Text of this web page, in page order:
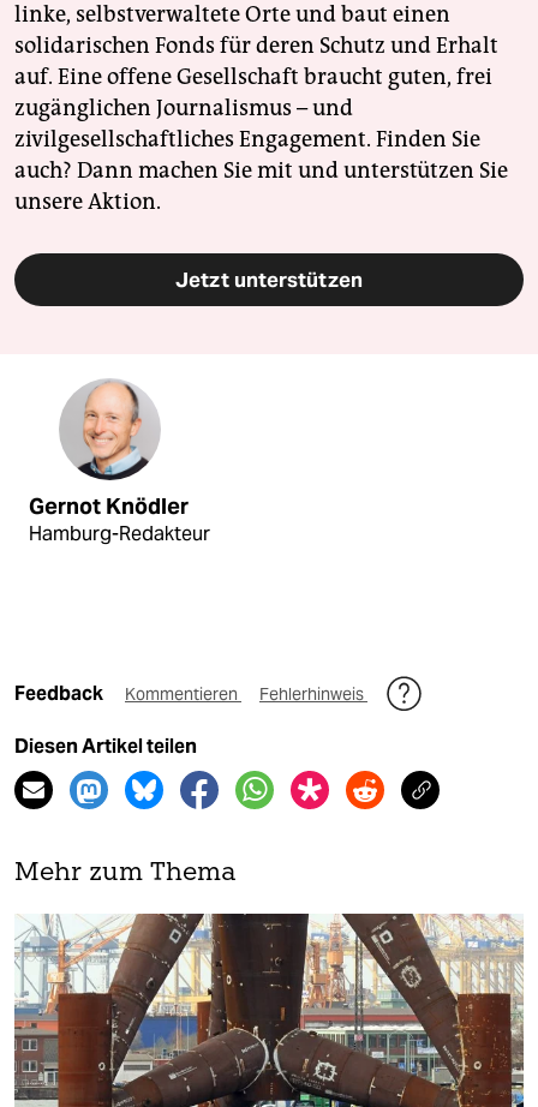
linke, selbstverwaltete Orte und baut einen
solidarischen Fonds für deren Schutz und Erhalt
auf. Eine offene Gesellschaft braucht guten, frei
zugänglichen Journalismus – und
zivilgesellschaftliches Engagement. Finden Sie
auch? Dann machen Sie mit und unterstützen Sie
unsere Aktion.
Jetzt unterstützen
Gernot Knödler
Hamburg-Redakteur
Feedback Kommentieren Fehlerhinweis
Diesen Artikel teilen
Mehr zum Thema